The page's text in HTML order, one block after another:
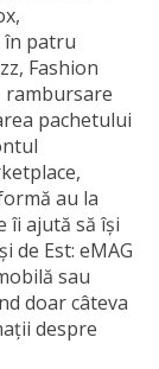
în patru
Fashion
rambursare
pachetului
au la
îi ajută să își
de Est: eMAG
sau
doar câteva
despre